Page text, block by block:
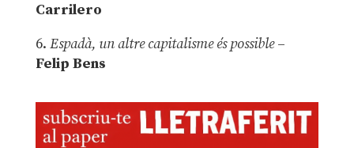
Carrilero
6. Espadà, un altre capitalisme és possible –
Felip Bens